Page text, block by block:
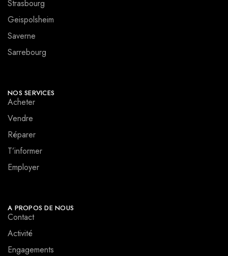
Strasbourg
Geispolsheim
Saverne
Sarrebourg
NOS SERVICES
Acheter
Vendre
Réparer
T’informer
Employer
A PROPOS DE NOUS
Contact
Activité
Engagements